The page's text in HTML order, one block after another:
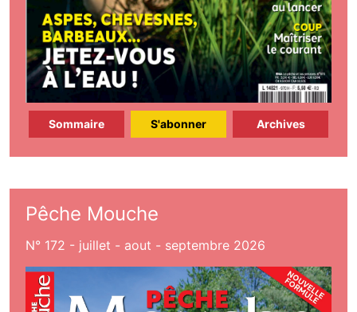
Sommaire S'abonner Archives
Pêche Mouche
N° 172 - juillet - aout - septembre 2026